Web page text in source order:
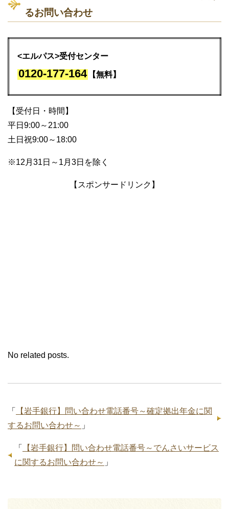
るお問い合わせ
<エルパス>受付センター
0120-177-164 【無料】
【受付日・時間】
平日9:00～21:00
土日祝9:00～18:00
※12月31日～1月3日を除く
【スポンサードリンク】
No related posts.
「
【岩手銀行】問い合わせ電話番号～確定拠出年金に関
するお問い合わせ～ 」
「
【岩手銀行】問い合わせ電話番号～でんさいサービス
に関するお問い合わせ～ 」